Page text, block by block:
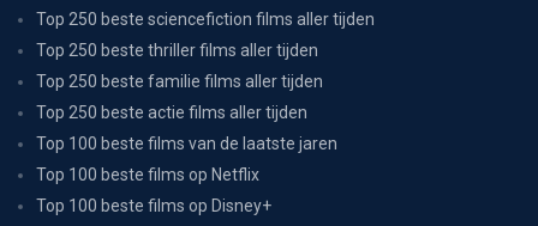
Top 250 beste sciencefiction films aller tijden
Top 250 beste thriller films aller tijden
Top 250 beste familie films aller tijden
Top 250 beste actie films aller tijden
Top 100 beste films van de laatste jaren
Top 100 beste films op Netflix
Top 100 beste films op Disney+